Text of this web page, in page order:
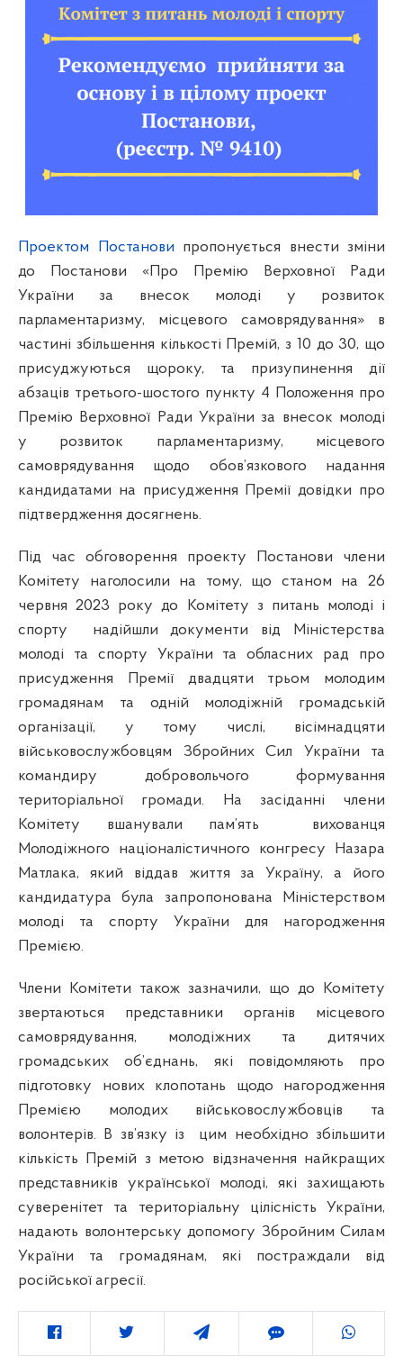
Проектом Постанови пропонується внести зміни
до Постанови «Про Премію Верховної Ради
України за внесок молоді у розвиток
парламентаризму, місцевого самоврядування» в
частині збільшення кількості Премій, з 10 до 30, що
присуджуються щороку, та призупинення дії
абзаців третього-шостого пункту 4 Положення про
Премію Верховної Ради України за внесок молоді
у розвиток парламентаризму, місцевого
самоврядування щодо обов’язкового надання
кандидатами на присудження Премії довідки про
підтвердження досягнень.
Під час обговорення проекту Постанови члени
Комітету наголосили на тому, що станом на 26
червня 2023 рокудо Комітету з питань молоді і
спорту
надійшли документи від Міністерства
молоді та спорту України та обласних рад про
присудження Премії двадцяти трьом молодим
громадянам та одній молодіжній громадській
організації, у тому числі, вісімнадцяти
військовослужбовцям Збройних Сил України та
командиру добровольчого формування
територіальної громади. На засіданні члени
Комітету вшанували пам’ять
вихованця
Молодіжного націоналістичного конгресу Назара
Матлака, який віддав життя за Україну, а його
кандидатура була запропонована Міністерством
молоді та спорту України для нагородження
Премією.
Члени Комітети також зазначили, що до Комітету
звертаються представники органів місцевого
самоврядування, молодіжних та дитячих
громадських об’єднань, які повідомляють про
підготовку нових клопотань щодо нагородження
Премією молодих військовослужбовців та
волонтерів. В зв’язку із
цим необхідно збільшити
кількість Премій з метою відзначення найкращих
представників української молоді, які захищають
суверенітет та територіальну цілісність України,
надають волонтерську допомогу Збройним Силам
України та громадянам, які постраждали від
російської агресії.